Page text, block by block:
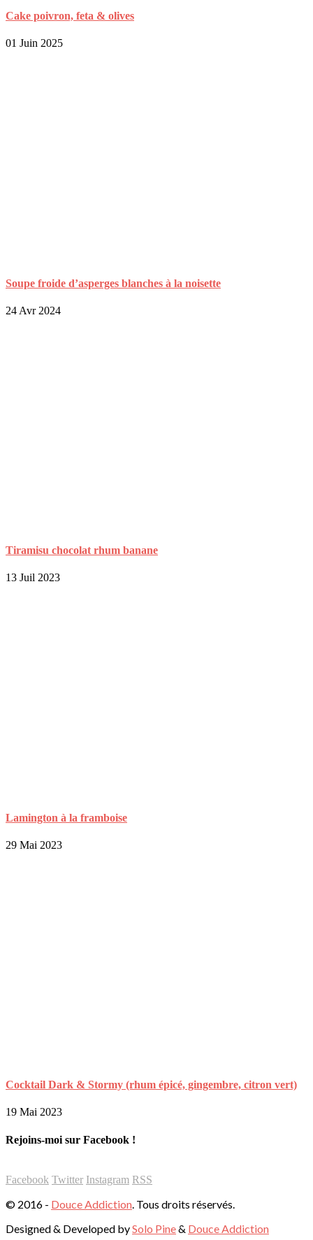
Cake poivron, feta & olives
01 Juin 2025
Soupe froide d’asperges blanches à la noisette
24 Avr 2024
Tiramisu chocolat rhum banane
13 Juil 2023
Lamington à la framboise
29 Mai 2023
Cocktail Dark & Stormy (rhum épicé, gingembre, citron vert)
19 Mai 2023
Rejoins-moi sur Facebook !
Facebook Twitter Instagram RSS
© 2016 - Douce Addiction. Tous droits réservés.
Designed & Developed bySolo Pine& Douce Addiction